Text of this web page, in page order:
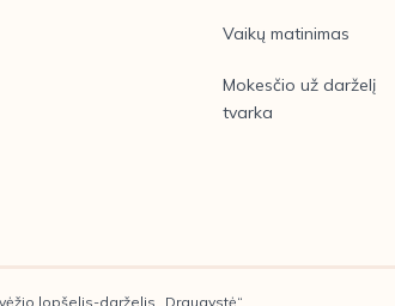
Vaikų matinimas
Mokesčio už darželį
tvarka
lopšelis-darželis „Draugystė“